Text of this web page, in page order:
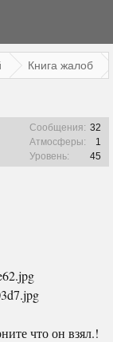
Книга жалоб
Сообщения: 32
Атмосферы:
1
Уровень:
45
что он взял.!